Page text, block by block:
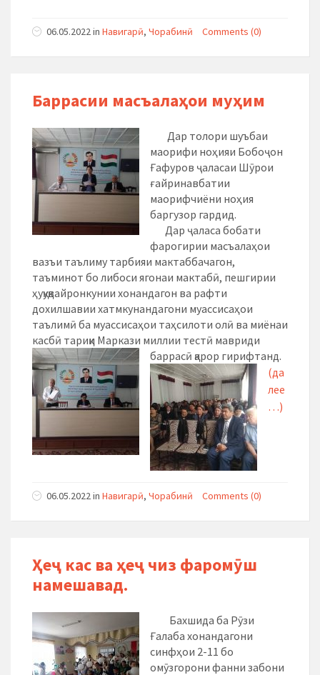
06.05.2022in Навигарӣ, Чорабинӣ Comments (0)
Баррасии масъалаҳои муҳим
Дар толори шуъбаи
маорифи ноҳияи Бобоҷон
Ғафуров ҷаласаи Шӯрои
ғайринавбатии
маорифчиёни ноҳия
баргузор гардид.
Дар ҷаласа бобати
фарогирии масъалаҳои
вазъи таълиму тарбияи мактаббачагон,
таъминот бо либоси ягонаи мактабӣ, пешгирии
ҳуқуқвайронкунии хонандагон ва рафти
дохилшавии хатмкунандагони муассисаҳои
таълимӣ ба муассисаҳои таҳсилоти олӣ ва миёнаи
касбӣ тариқи Маркази миллии тестӣ мавриди
баррасӣ қарор гирифтанд.
(да
лее
…)
06.05.2022in Навигарӣ, Чорабинӣ Comments (0)
Ҳеҷ кас ва ҳеҷ чиз фаромӯш
намешавад.
Бахшида ба Рӯзи
Ғалаба хонандагони
синфҳои 2-11 бо
омӯзгорони фанни забони